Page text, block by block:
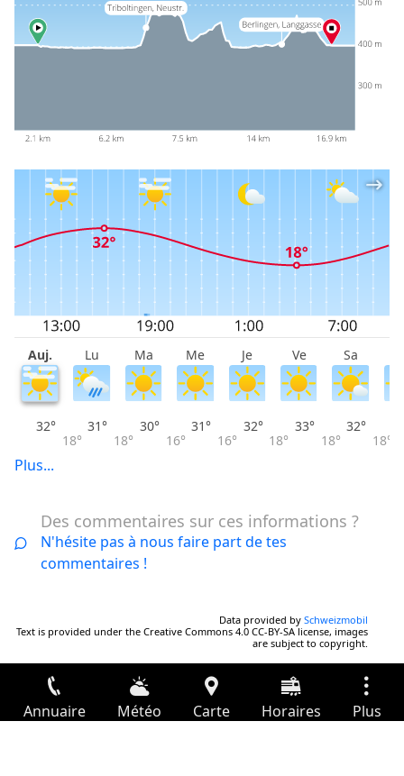
Auj. Lu Ma Me Je Ve Sa
32°
18°
31°
18°
30°
16°
31°
16°
32°
18°
33°
18°
32°
18°
Plus...
Des commentaires sur ces informations ?
N'hésite pas à nous faire part de tes
commentaires !
Data provided by Schweizmobil
Text is provided under the Creative Commons 4.0 CC-BY-SA license, images
are subject to copyright.
Annuaire Météo Carte Horaires Plus